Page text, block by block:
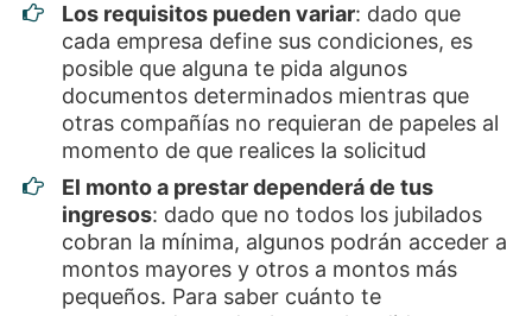
Los requisitos pueden variar: dado que
cada empresa define sus condiciones, es
posible que alguna te pida algunos
documentos determinados mientras que
otras compañías no requieran de papeles al
momento de que realices la solicitud
El monto a prestar dependerá de tus
ingresos: dado que no todos los jubilados
cobran la mínima, algunos podrán acceder a
montos mayores y otros a montos más
pequeños. Para saber cuánto te